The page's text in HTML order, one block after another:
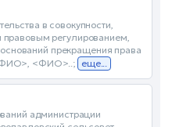
в совокупности,
регулированием,
прекращения права
<ФИО>..;
еще...
администрации